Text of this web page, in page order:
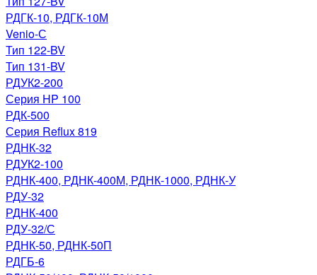
РДГК-10, РДГК-10М
Venio-С
Тип 122-BV
Тип 131-BV
РДУК2-200
Серия HP 100
РДК-500
Серия Reflux 819
РДНК-32
РДУК2-100
РДНК-400, РДНК-400М, РДНК-1000, РДНК-У
РДУ-32
РДНК-400
РДУ-32/С
РДНК-50, РДНК-50П
РДГБ-6